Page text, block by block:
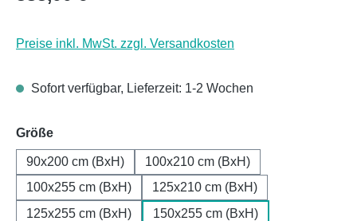
Preise inkl. MwSt. zzgl. Versandkosten
Sofort verfügbar, Lieferzeit: 1-2 Wochen
Größeauswählen
90x200 cm (BxH)
100x210 cm (BxH)
100x255 cm (BxH)
125x210 cm (BxH)
125x255 cm (BxH)
150x255 cm (BxH)